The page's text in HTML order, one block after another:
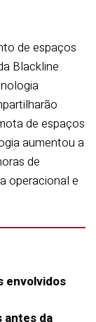
de espaços
Blackline
de espaços
aumentou a
de
operacional e
envolvidos
antes da